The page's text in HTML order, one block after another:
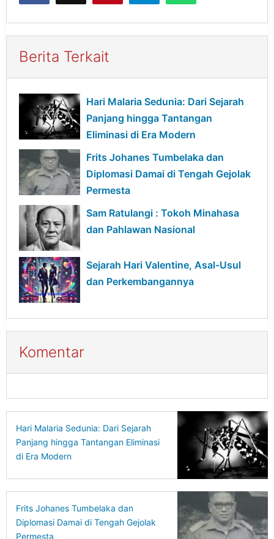
Berita Terkait
Hari Malaria Sedunia: Dari Sejarah
Panjang hingga Tantangan
Eliminasi di Era Modern
Frits Johanes Tumbelaka dan
Diplomasi Damai di Tengah Gejolak
Permesta
Sam Ratulangi : Tokoh Minahasa
dan Pahlawan Nasional
Sejarah Hari Valentine, Asal-Usul
dan Perkembangannya
Komentar
Hari Malaria Sedunia: Dari Sejarah
Panjang hingga Tantangan Eliminasi
di Era Modern
Frits Johanes Tumbelaka dan
Diplomasi Damai di Tengah Gejolak
Permesta